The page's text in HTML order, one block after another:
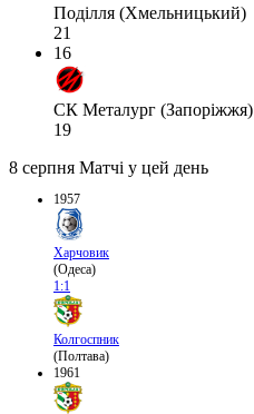
Поділля (Хмельницький)
21
16
СК Металург (Запоріжжя)
19
8 серпня Матчі у цей день
1957
Харчовик
(Одеса)
1:1
Колгоспник
(Полтава)
1961